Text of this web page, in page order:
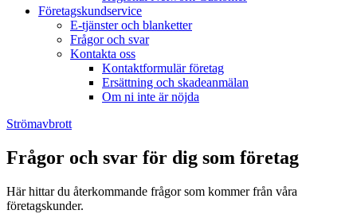
Företagskundservice
E-tjänster och blanketter
Frågor och svar
Kontakta oss
Kontaktformulär företag
Ersättning och skadeanmälan
Om ni inte är nöjda
Strömavbrott
Frågor och svar för dig som företag
Här hittar du återkommande frågor som kommer från våra
företagskunder.